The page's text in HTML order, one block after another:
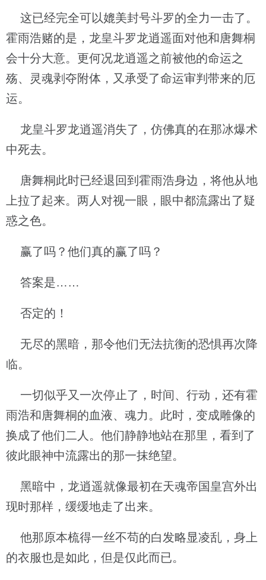
这已经完全可以媲美封号斗罗的全力一击了。
霍雨浩赌的是，龙皇斗罗龙逍遥面对他和唐舞桐
会十分大意。更何况龙逍遥之前被他的命运之
殇、灵魂剥夺附体，又承受了命运审判带来的厄
运。
龙皇斗罗龙逍遥消失了，仿佛真的在那冰爆术
中死去。
唐舞桐此时已经退回到霍雨浩身边，将他从地
上拉了起来。两人对视一眼，眼中都流露出了疑
惑之色。
赢了吗？他们真的赢了吗？
答案是……
否定的！
无尽的黑暗，那令他们无法抗衡的恐惧再次降
临。
一切似乎又一次停止了，时间、行动，还有霍
雨浩和唐舞桐的血液、魂力。此时，变成雕像的
换成了他们二人。他们静静地站在那里，看到了
彼此眼神中流露出的那一抹绝望。
黑暗中，龙逍遥就像最初在天魂帝国皇宫外出
现时那样，缓缓地走了出来。
他那原本梳得一丝不苟的白发略显凌乱，身上
的衣服也是如此，但是仅此而已。